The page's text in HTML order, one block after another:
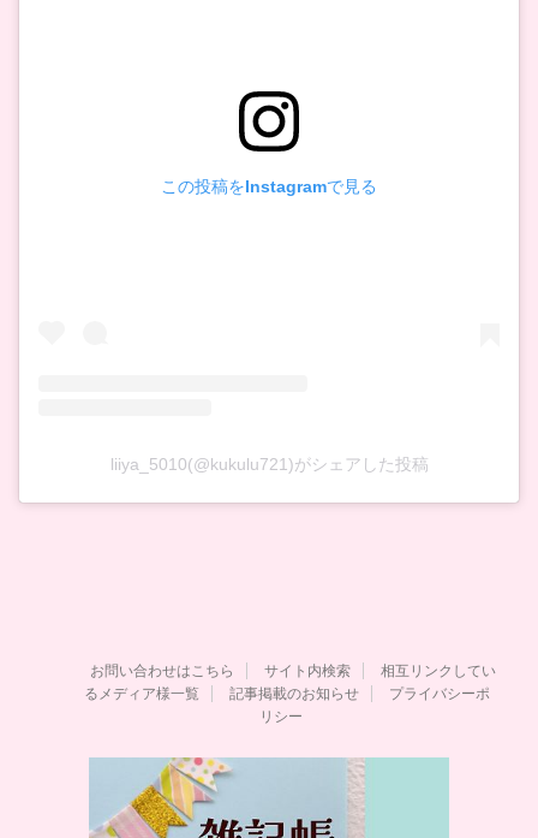
この投稿をInstagramで見る
liiya_5010(@kukulu721)がシェアした投稿
お問い合わせはこちら サイト内検索
相互リンクしてい
るメディア様一覧
記事掲載のお知らせ
プライバシーポ
リシー